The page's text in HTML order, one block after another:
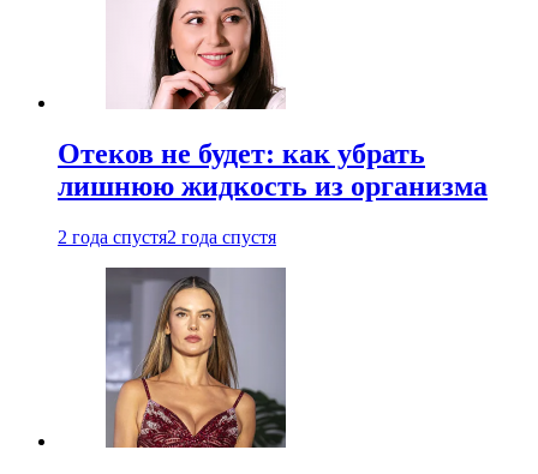
Отеков не будет: как убрать
лишнюю жидкость из организма
2 года спустя2 года спустя